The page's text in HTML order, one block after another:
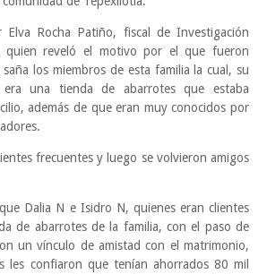
Rocha Patiño, fiscal de Investigación
quien reveló el motivo por el que fueron
los miembros de esta familia la cual, su
una tienda de abarrotes que estaba
además de que eran muy conocidos por
frecuentes y luego se volvieron amigos
Dalia N e Isidro N, quienes eran clientes
de abarrotes de la familia, con el paso de
un vínculo de amistad con el matrimonio,
les confiaron que tenían ahorrados 80 mil